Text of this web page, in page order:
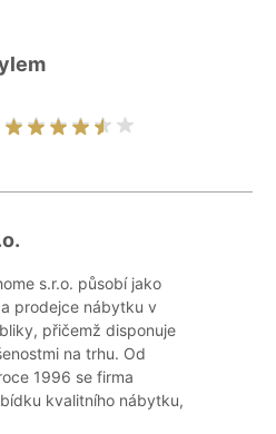
s.r.o. působí jako
prodejce nábytku v
přičemž disponuje
na trhu. Od
1996 se firma
kvalitního nábytku,